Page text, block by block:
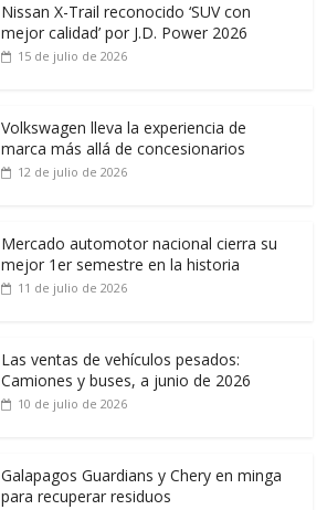
Nissan X-Trail reconocido ‘SUV con
mejor calidad’ por J.D. Power 2026
15 de julio de 2026
Volkswagen lleva la experiencia de
marca más allá de concesionarios
12 de julio de 2026
Mercado automotor nacional cierra su
mejor 1er semestre en la historia
11 de julio de 2026
Las ventas de vehículos pesados:
Camiones y buses, a junio de 2026
10 de julio de 2026
Galapagos Guardians y Chery en minga
para recuperar residuos